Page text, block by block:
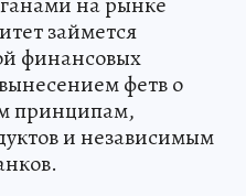
займется
финансовых
фетв о
принципам,
и независимым